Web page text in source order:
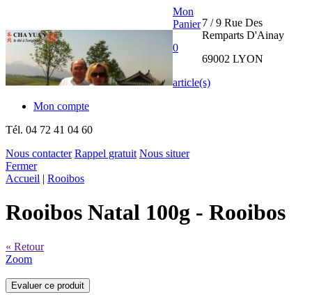
THE CHA
YUAN
INTERNATIONAL
7 / 9 Rue Des
Remparts D'Ainay
69002 LYON
Mon
Panier
0
article(s)
Mon compte
Tél. 04 72 41 04 60
Nous contacter Rappel gratuit Nous situer
Fermer
Accueil | Rooibos
Rooibos Natal 100g - Rooibos
« Retour
Zoom